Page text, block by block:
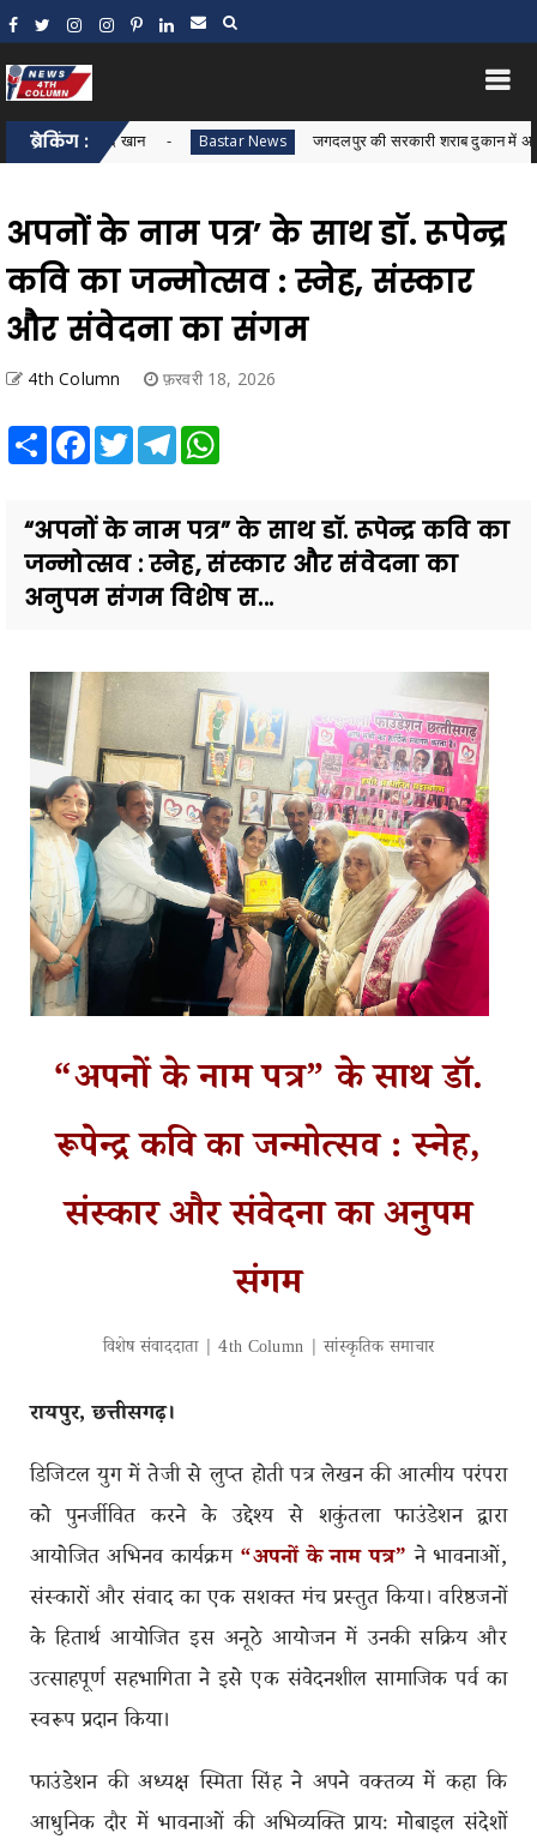
ब्रेकिंग :
खान Bastar News जगदलपुर की सरकारी शराब दुकान में अवैध शराब बिक्री
अपनों के नाम पत्र’ के साथ डॉ. रूपेन्द्र
कवि का जन्मोत्सव : स्नेह, संस्कार
और संवेदना का संगम
4th Column फ़रवरी 18, 2026
Share Facebook
TwitterTelegram
“अपनों के नाम पत्र” के साथ डॉ. रूपेन्द्र कवि का
जन्मोत्सव : स्नेह, संस्कार और संवेदना का
अनुपम संगम विशेष स...
“अपनों के नाम पत्र” के साथ डॉ.
रूपेन्द्र कवि का जन्मोत्सव : स्नेह,
संस्कार और संवेदना का अनुपम
संगम
विशेष संवाददाता | 4th Column | सांस्कृतिक समाचार
रायपुर, छत्तीसगढ़।
डिजिटल युग में तेजी से लुप्त होती पत्र लेखन की आत्मीय परंपरा
को पुनर्जीवित करने के उद्देश्य से शकुंतला फाउंडेशन द्वारा
आयोजित अभिनव कार्यक्रम “अपनों के नाम पत्र” ने भावनाओं,
संस्कारों और संवाद का एक सशक्त मंच प्रस्तुत किया। वरिष्ठजनों
के हितार्थ आयोजित इस अनूठे आयोजन में उनकी सक्रिय और
उत्साहपूर्ण सहभागिता ने इसे एक संवेदनशील सामाजिक पर्व का
स्वरूप प्रदान किया।
फाउंडेशन की अध्यक्ष स्मिता सिंह ने अपने वक्तव्य में कहा कि
आधुनिक दौर में भावनाओं की अभिव्यक्ति प्रायः मोबाइल संदेशों